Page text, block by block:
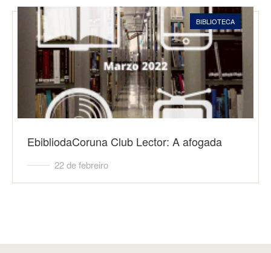
BIBLIOTECA
EbibliodaCoruna Club Lector: A afogada
22 de febreiro